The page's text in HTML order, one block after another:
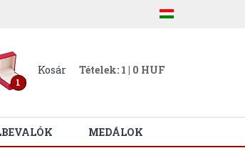
1
Kosár Tételek: 1 | 0 HUF
MEDÁLOK